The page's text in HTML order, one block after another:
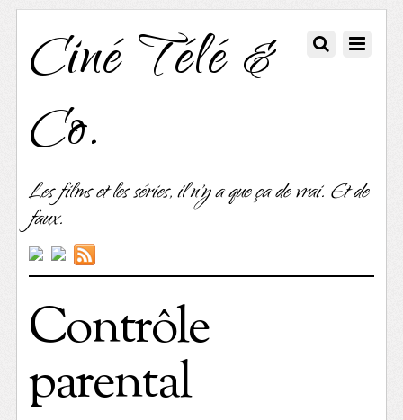
Ciné Télé &
Co.
Les films et les séries, il n'y a que ça de vrai. Et de
faux.
Contrôle
parental